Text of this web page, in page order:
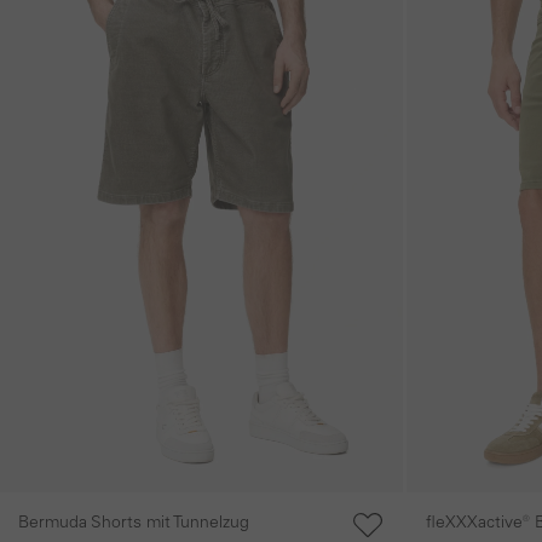
Bermuda Shorts mit Tunnelzug
fleXXXactive®